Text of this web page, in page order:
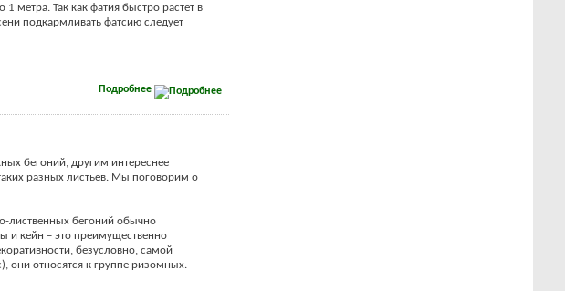
метра. Так как фатия быстро растет в
подкармливать фатсию следует
Подробнее
бегоний, другим интереснее
разных листьев. Мы поговорим о
лиственных бегоний обычно
и кейн – это преимущественно
безусловно, самой
они относятся к группе ризомных.